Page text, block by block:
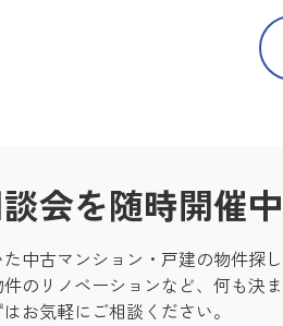
会を随時開催中
た中古マンション・戸建の物件探
のリノベーションなど、何も決
お気軽にご相談ください。